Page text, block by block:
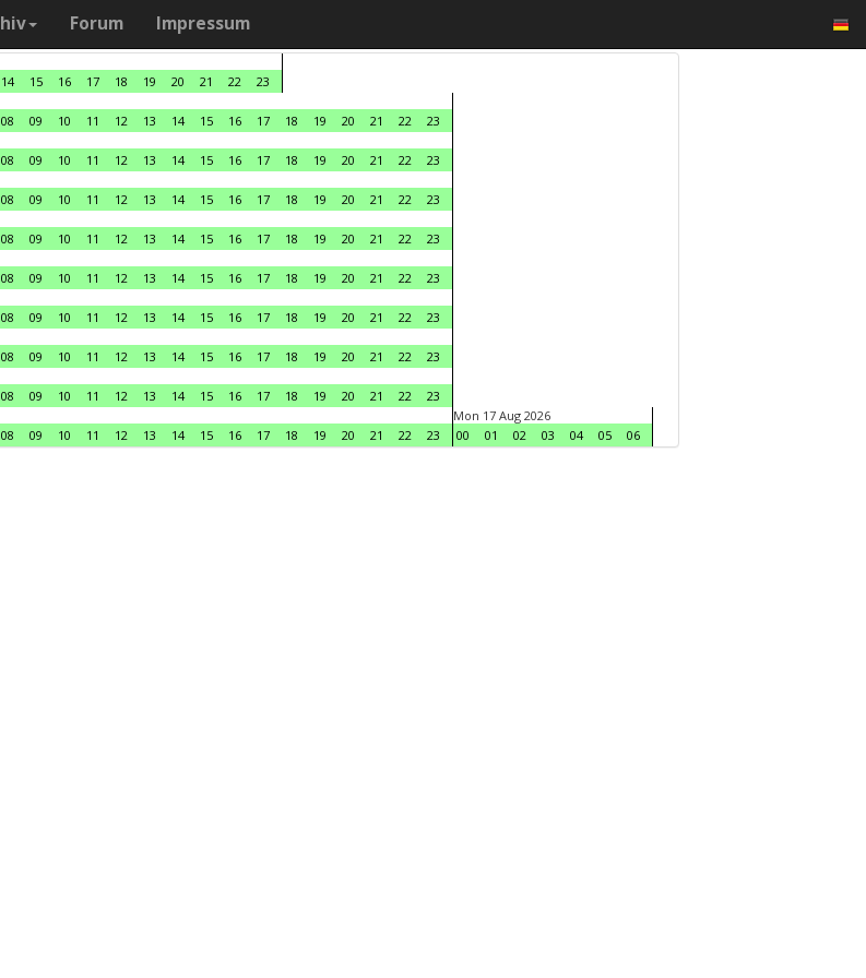
Forum Impressum
14 15 16 17 18 19 20 21 22
23
08 09 10 11 12 13 14 15 16 17 18 19 20 21 22
23
08 09 10 11 12 13 14 15 16 17 18 19 20 21 22
23
08 09 10 11 12 13 14 15 16 17 18 19 20 21 22
23
08 09 10 11 12 13 14 15 16 17 18 19 20 21 22
23
08 09 10 11 12 13 14 15 16 17 18 19 20 21 22
23
08 09 10 11 12 13 14 15 16 17 18 19 20 21 22
23
08 09 10 11 12 13 14 15 16 17 18 19 20 21 22
23
08 09 10 11 12 13 14 15 16 17 18 19 20 21 22
23
08 09 10 11 12 13 14 15 16 17 18 19 20 21 22 23
Mon 17 Aug 2026
00
01 02 03 04 05 06